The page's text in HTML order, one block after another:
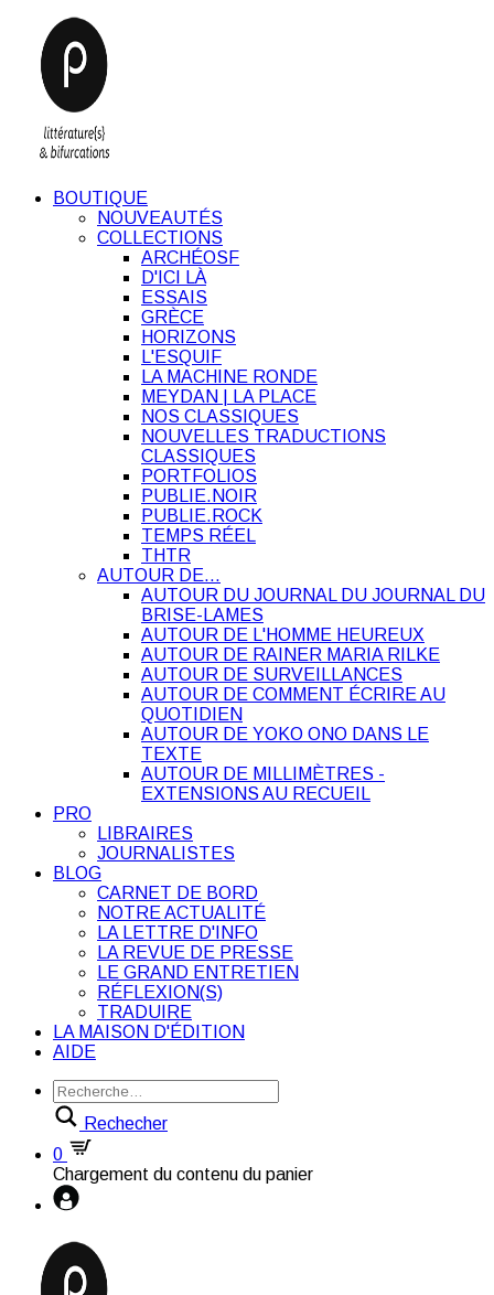
BOUTIQUE
NOUVEAUTÉS
COLLECTIONS
ARCHÉOSF
D'ICI LÀ
ESSAIS
GRÈCE
HORIZONS
L'ESQUIF
LA MACHINE RONDE
MEYDAN | LA PLACE
NOS CLASSIQUES
NOUVELLES TRADUCTIONS
CLASSIQUES
PORTFOLIOS
PUBLIE.NOIR
PUBLIE.ROCK
TEMPS RÉEL
THTR
AUTOUR DE…
AUTOUR DU JOURNAL DU JOURNAL DU
BRISE-LAMES
AUTOUR DE L'HOMME HEUREUX
AUTOUR DE RAINER MARIA RILKE
AUTOUR DE SURVEILLANCES
AUTOUR DE COMMENT ÉCRIRE AU
QUOTIDIEN
AUTOUR DE YOKO ONO DANS LE
TEXTE
AUTOUR DE MILLIMÈTRES -
EXTENSIONS AU RECUEIL
PRO
LIBRAIRES
JOURNALISTES
BLOG
CARNET DE BORD
NOTRE ACTUALITÉ
LA LETTRE D'INFO
LA REVUE DE PRESSE
LE GRAND ENTRETIEN
RÉFLEXION(S)
TRADUIRE
LA MAISON D'ÉDITION
AIDE
Rechecher
0
Chargement du contenu du panier